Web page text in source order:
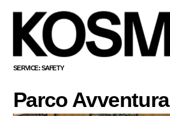
SERVICE: SAFETY
Parco Avventura